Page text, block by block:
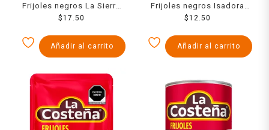
Frijoles negros La Sierra
refritos en bolsa 430 g
$17.50
Añadir al carrito
Frijoles negros Isadora
refritos en bolsa 220 g
$12.50
Añadir al carrito